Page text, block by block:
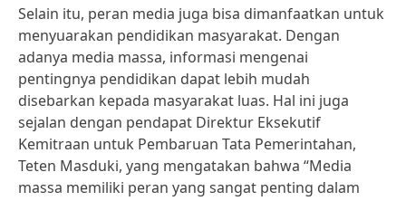
Selain itu, peran media juga bisa dimanfaatkan untuk
menyuarakan pendidikan masyarakat. Dengan
adanya media massa, informasi mengenai
pentingnya pendidikan dapat lebih mudah
disebarkan kepada masyarakat luas. Hal ini juga
sejalan dengan pendapat Direktur Eksekutif
Kemitraan untuk Pembaruan Tata Pemerintahan,
Teten Masduki, yang mengatakan bahwa “Media
massa memiliki peran yang sangat penting dalam